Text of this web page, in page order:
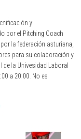
y
por el Pitching Coach
la federación asturiana,
para su colaboración y
la Univesidad Laboral
a 20:00. No es